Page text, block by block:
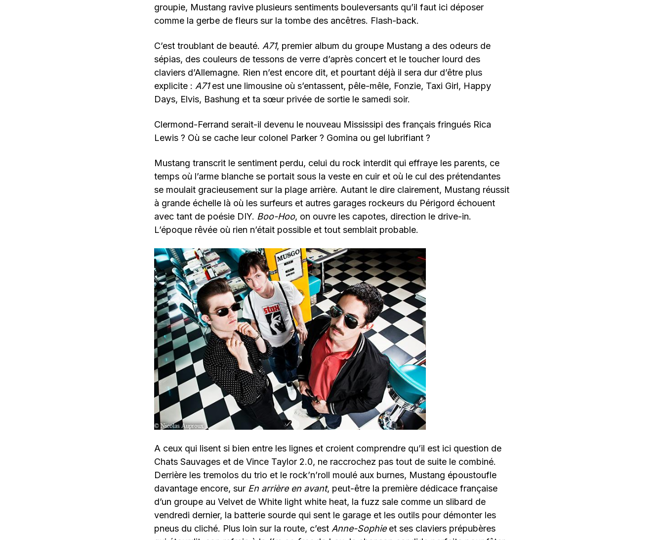
groupie, Mustang ravive plusieurs sentiments bouleversants qu’il faut ici déposer
comme la gerbe de fleurs sur la tombe des ancêtres. Flash-back.
C’est troublant de beauté. A71, premier album du groupe Mustang a des odeurs de
sépias, des couleurs de tessons de verre d’après concert et le toucher lourd des
claviers d’Allemagne. Rien n’est encore dit, et pourtant déjà il sera dur d’être plus
explicite : A71est une limousine où s’entassent, pêle-mêle, Fonzie, Taxi Girl, Happy
Days, Elvis, Bashung et ta sœur privée de sortie le samedi soir.
Clermond-Ferrand serait-il devenu le nouveau Mississipi des français fringués Rica
Lewis ? Où se cache leur colonel Parker ? Gomina ou gel lubrifiant ?
Mustang transcrit le sentiment perdu, celui du rock interdit qui effraye les parents, ce
temps où l’arme blanche se portait sous la veste en cuir et où le cul des prétendantes
se moulait gracieusement sur la plage arrière. Autant le dire clairement, Mustang réussit
à grande échelle là où les surfeurs et autres garages rockeurs du Périgord échouent
avec tant de poésie DIY. Boo-Hoo, on ouvre les capotes, direction le drive-in.
L’époque rêvée où rien n’était possible et tout semblait probable.
A ceux qui lisent si bien entre les lignes et croient comprendre qu’il est ici question de
Chats Sauvages et de Vince Taylor 2.0, ne raccrochez pas tout de suite le combiné.
Derrière les tremolos du trio et le rock’n’roll moulé aux burnes, Mustang époustoufle
davantage encore, sur En arrière en avant, peut-être la première dédicace française
d’un groupe au Velvet de White light white heat, la fuzz sale comme un slibard de
vendredi dernier, la batterie sourde qui sent le garage et les outils pour démonter les
pneus du cliché. Plus loin sur la route, c’est Anne-Sophieet ses claviers prépubères